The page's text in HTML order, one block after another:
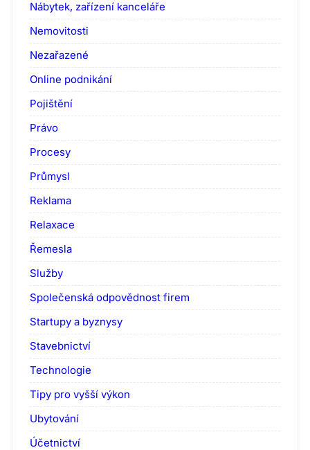
Nábytek, zařízení kanceláře
Nemovitosti
Nezařazené
Online podnikání
Pojištění
Právo
Procesy
Průmysl
Reklama
Relaxace
Řemesla
Služby
Společenská odpovědnost firem
Startupy a byznysy
Stavebnictví
Technologie
Tipy pro vyšší výkon
Ubytování
Účetnictví